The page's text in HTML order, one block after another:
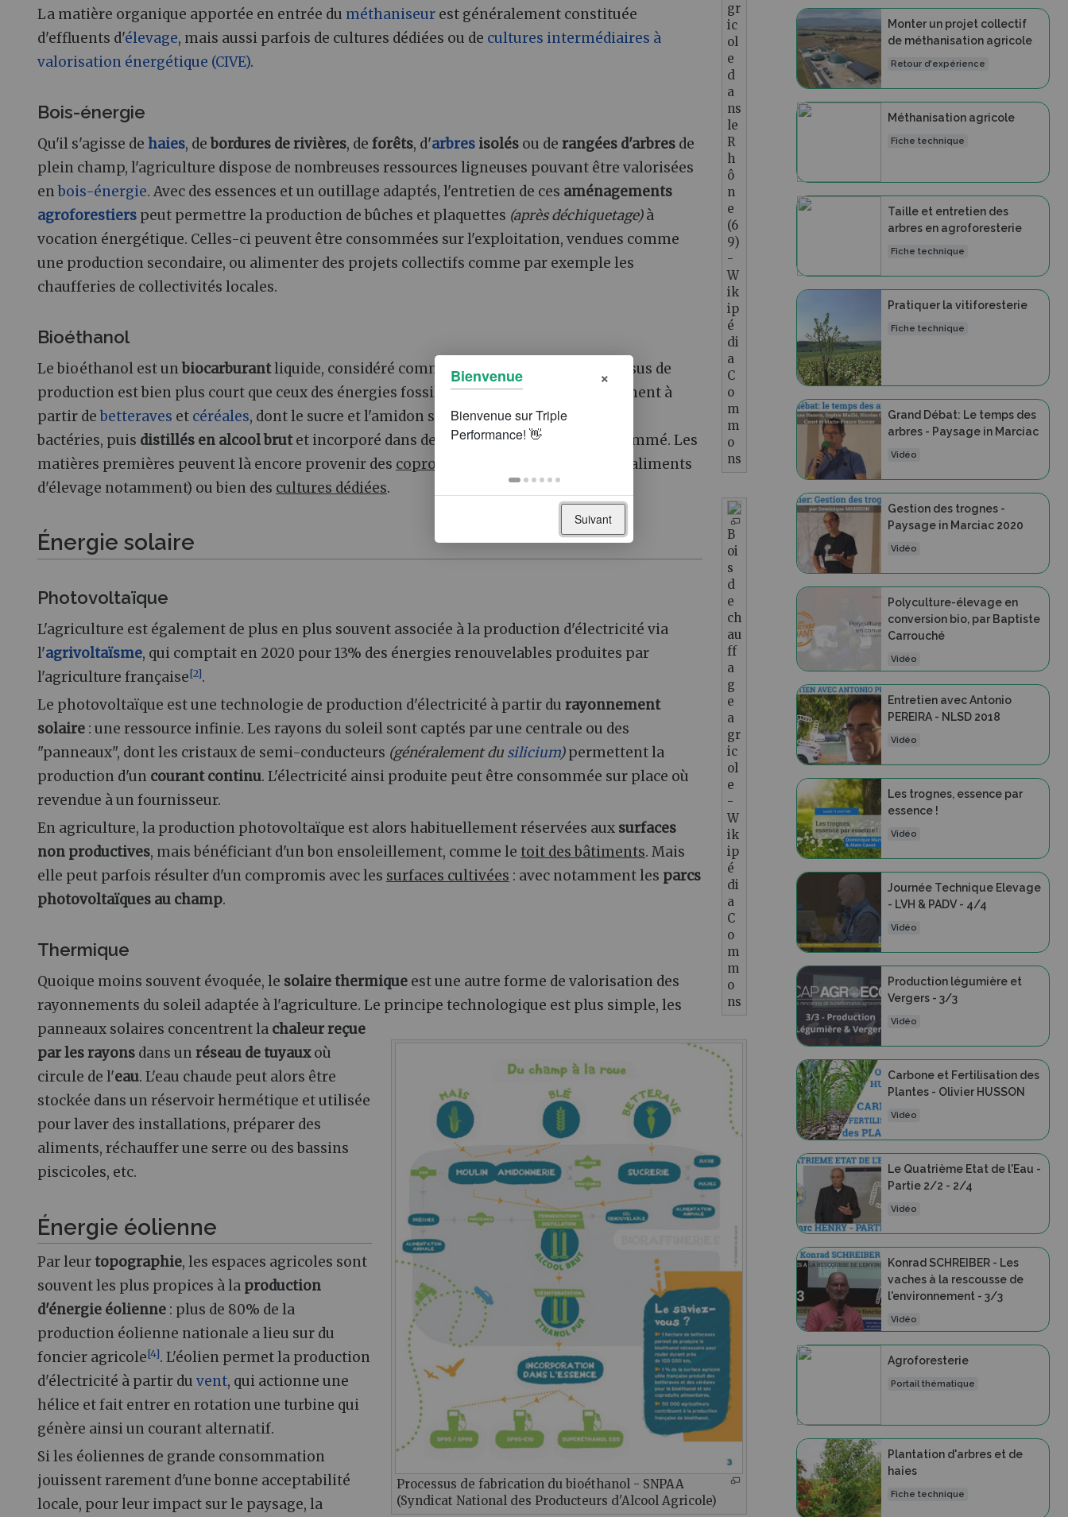
gr
ic
ol
e
d
a
ns
le
R
h
ô
n
e
(6
9)
-
W
ik
ip
é
di
a
C
o
m
m
o
ns
La matière organique apportée en entrée du méthaniseur est généralement constituée
d'effluents d'élevage, mais aussi parfois de cultures dédiées ou de cultures intermédiaires à
valorisation énergétique (CIVE).
Bois-énergie
B
oi
s
d
e
ch
au
ff
a
g
e
a
gr
ic
ol
e
-
W
ik
ip
é
di
a
C
o
m
m
o
ns
Qu'il s'agisse de haies, debordures de rivières, de forêts, d'arbres isolés ou de rangées d'arbres de
plein champ, l'agriculture dispose de nombreuses ressources ligneuses pouvant être valorisées
enbois-énergie. Avec des essences et un outillage adaptés, l'entretien de ces aménagements
agroforestiers peut permettre la production de bûches et plaquettes (après déchiquetage)à
vocation énergétique. Celles-ci peuvent être consommées sur l'exploitation, vendues comme
une production secondaire, ou alimenter des projets collectifs comme par exemple les
chaufferies de collectivités locales.
Bioéthanol
Le bioéthanol est unbiocarburantliquide, considéré comme renouvelable
: son processus de
production est bien plus court que ceux des énergies fossiles. Il est produit principalement à
partir debetteraves et céréales, dont le sucre et l'amidon sont fermentés par l'action de
bactéries, puis distillés en alcool brutet incorporé dans de l' essenceavant d'être consommé. Les
matières premières peuvent là encore provenir des coproduits
de diverses industries (aliments
d'élevage notamment) ou bien des cultures dédiées.
Processus de fabrication du bioéthanol - SNPAA
(Syndicat National des Producteurs d'Alcool Agricole)
Énergie solaire
Photovoltaïque
L'agriculture est également de plus en plus souvent associée à la production d'électricité via
l'agrivoltaïsme, qui comptait en 2020 pour 13% des énergies renouvelables produites par
l'agriculture française[2].
Le photovoltaïque est une technologie de production d'électricité à partir du rayonnement
solaire : une ressource infinie. Les rayons du soleil sont captés par une centrale ou des
"panneaux", dont les cristaux de semi-conducteurs (généralement du silicium)permettent la
production d'un courant continu. L'électricité ainsi produite peut être consommée sur place où
revendue à un fournisseur.
En agriculture, la production photovoltaïque est alors habituellement réservées aux surfaces
non productives, mais bénéficiant d'un bon ensoleillement, comme le toit des bâtiments. Mais
elle peut parfois résulter d'un compromis avec les surfaces cultivées : avec notamment les parcs
photovoltaïques au champ.
Thermique
Quoique moins souvent évoquée, le solaire thermique est une autre forme de valorisation des
rayonnements du soleil adaptée à l'agriculture. Le principe technologique est plus simple, les
panneaux solaires concentrent la chaleur reçue
par les rayons dans un réseau de tuyauxoù
circule de l'eau. L'eau chaude peut alors être
stockée dans un réservoir hermétique et utilisée
pour laver des installations, préparer des
aliments, réchauffer une serre ou des bassins
piscicoles, etc.
Énergie éolienne
Par leur topographie, les espaces agricoles sont
souvent les plus propices à la production
d'énergie éolienne : plus de 80% de la
production éolienne nationale a lieu sur du
foncier agricole[4]. L'éolien permet la production
d'électricité à partir du vent, qui actionne une
hélice et fait entrer en rotation une turbine qui
génère ainsi un courant alternatif.
Si les éoliennes de grande consommation
jouissent rarement d'une bonne acceptabilité
locale, pour leur impact sur le paysage, la
Monter un projet collectif
de méthanisation agricole
Retour d'expérience
Méthanisation agricole
Fiche technique
Taille et entretien des
arbres en agroforesterie
Fiche technique
Pratiquer la vitiforesterie
Fiche technique
Grand Débat: Le temps des
arbres - Paysage in Marciac
Vidéo
Gestion des trognes -
Paysage in Marciac 2020
Vidéo
Polyculture-élevage en
conversion bio, par Baptiste
Carrouché
Vidéo
Entretien avec Antonio
PEREIRA - NLSD 2018
Vidéo
Les trognes, essence par
essence !
Vidéo
Journée Technique Elevage
- LVH & PADV - 4/4
Vidéo
Production légumière et
Vergers - 3/3
Vidéo
Carbone et Fertilisation des
Plantes - Olivier HUSSON
Vidéo
Le Quatrième Etat de l'Eau -
Partie 2/2 - 2/4
Vidéo
Konrad SCHREIBER - Les
vaches à la rescousse de
l'environnement - 3/3
Vidéo
Agroforesterie
Portail thématique
Plantation d'arbres et de
haies
Fiche technique
Bienvenue ×
Suivant